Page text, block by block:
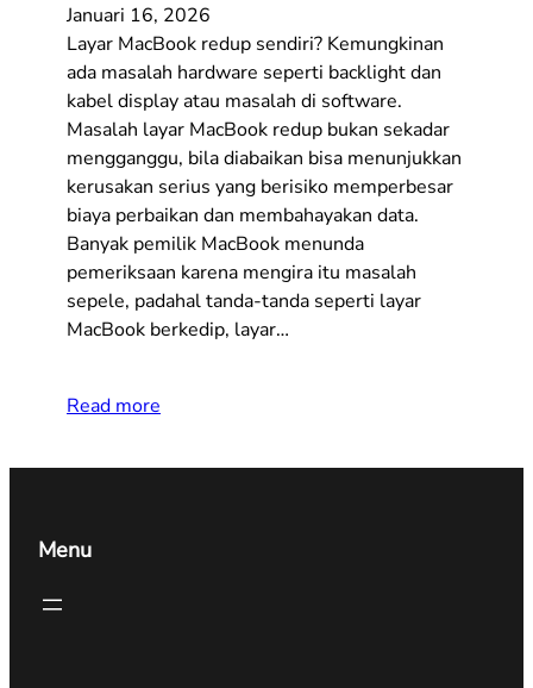
Januari 16, 2026
Layar MacBook redup sendiri? Kemungkinan
ada masalah hardware seperti backlight dan
kabel display atau masalah di software.
Masalah layar MacBook redup bukan sekadar
mengganggu, bila diabaikan bisa menunjukkan
kerusakan serius yang berisiko memperbesar
biaya perbaikan dan membahayakan data.
Banyak pemilik MacBook menunda
pemeriksaan karena mengira itu masalah
sepele, padahal tanda-tanda seperti layar
MacBook berkedip, layar…
Read more
Menu